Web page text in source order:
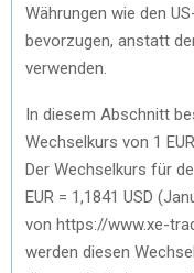
Währungen wie den
bevorzugen, anstatt
verwenden.
In diesem Abschnitt
Wechselkurs von 1
Der Wechselkurs für
EUR = 1,1841 USD
von https://www.xe-
werden diesen